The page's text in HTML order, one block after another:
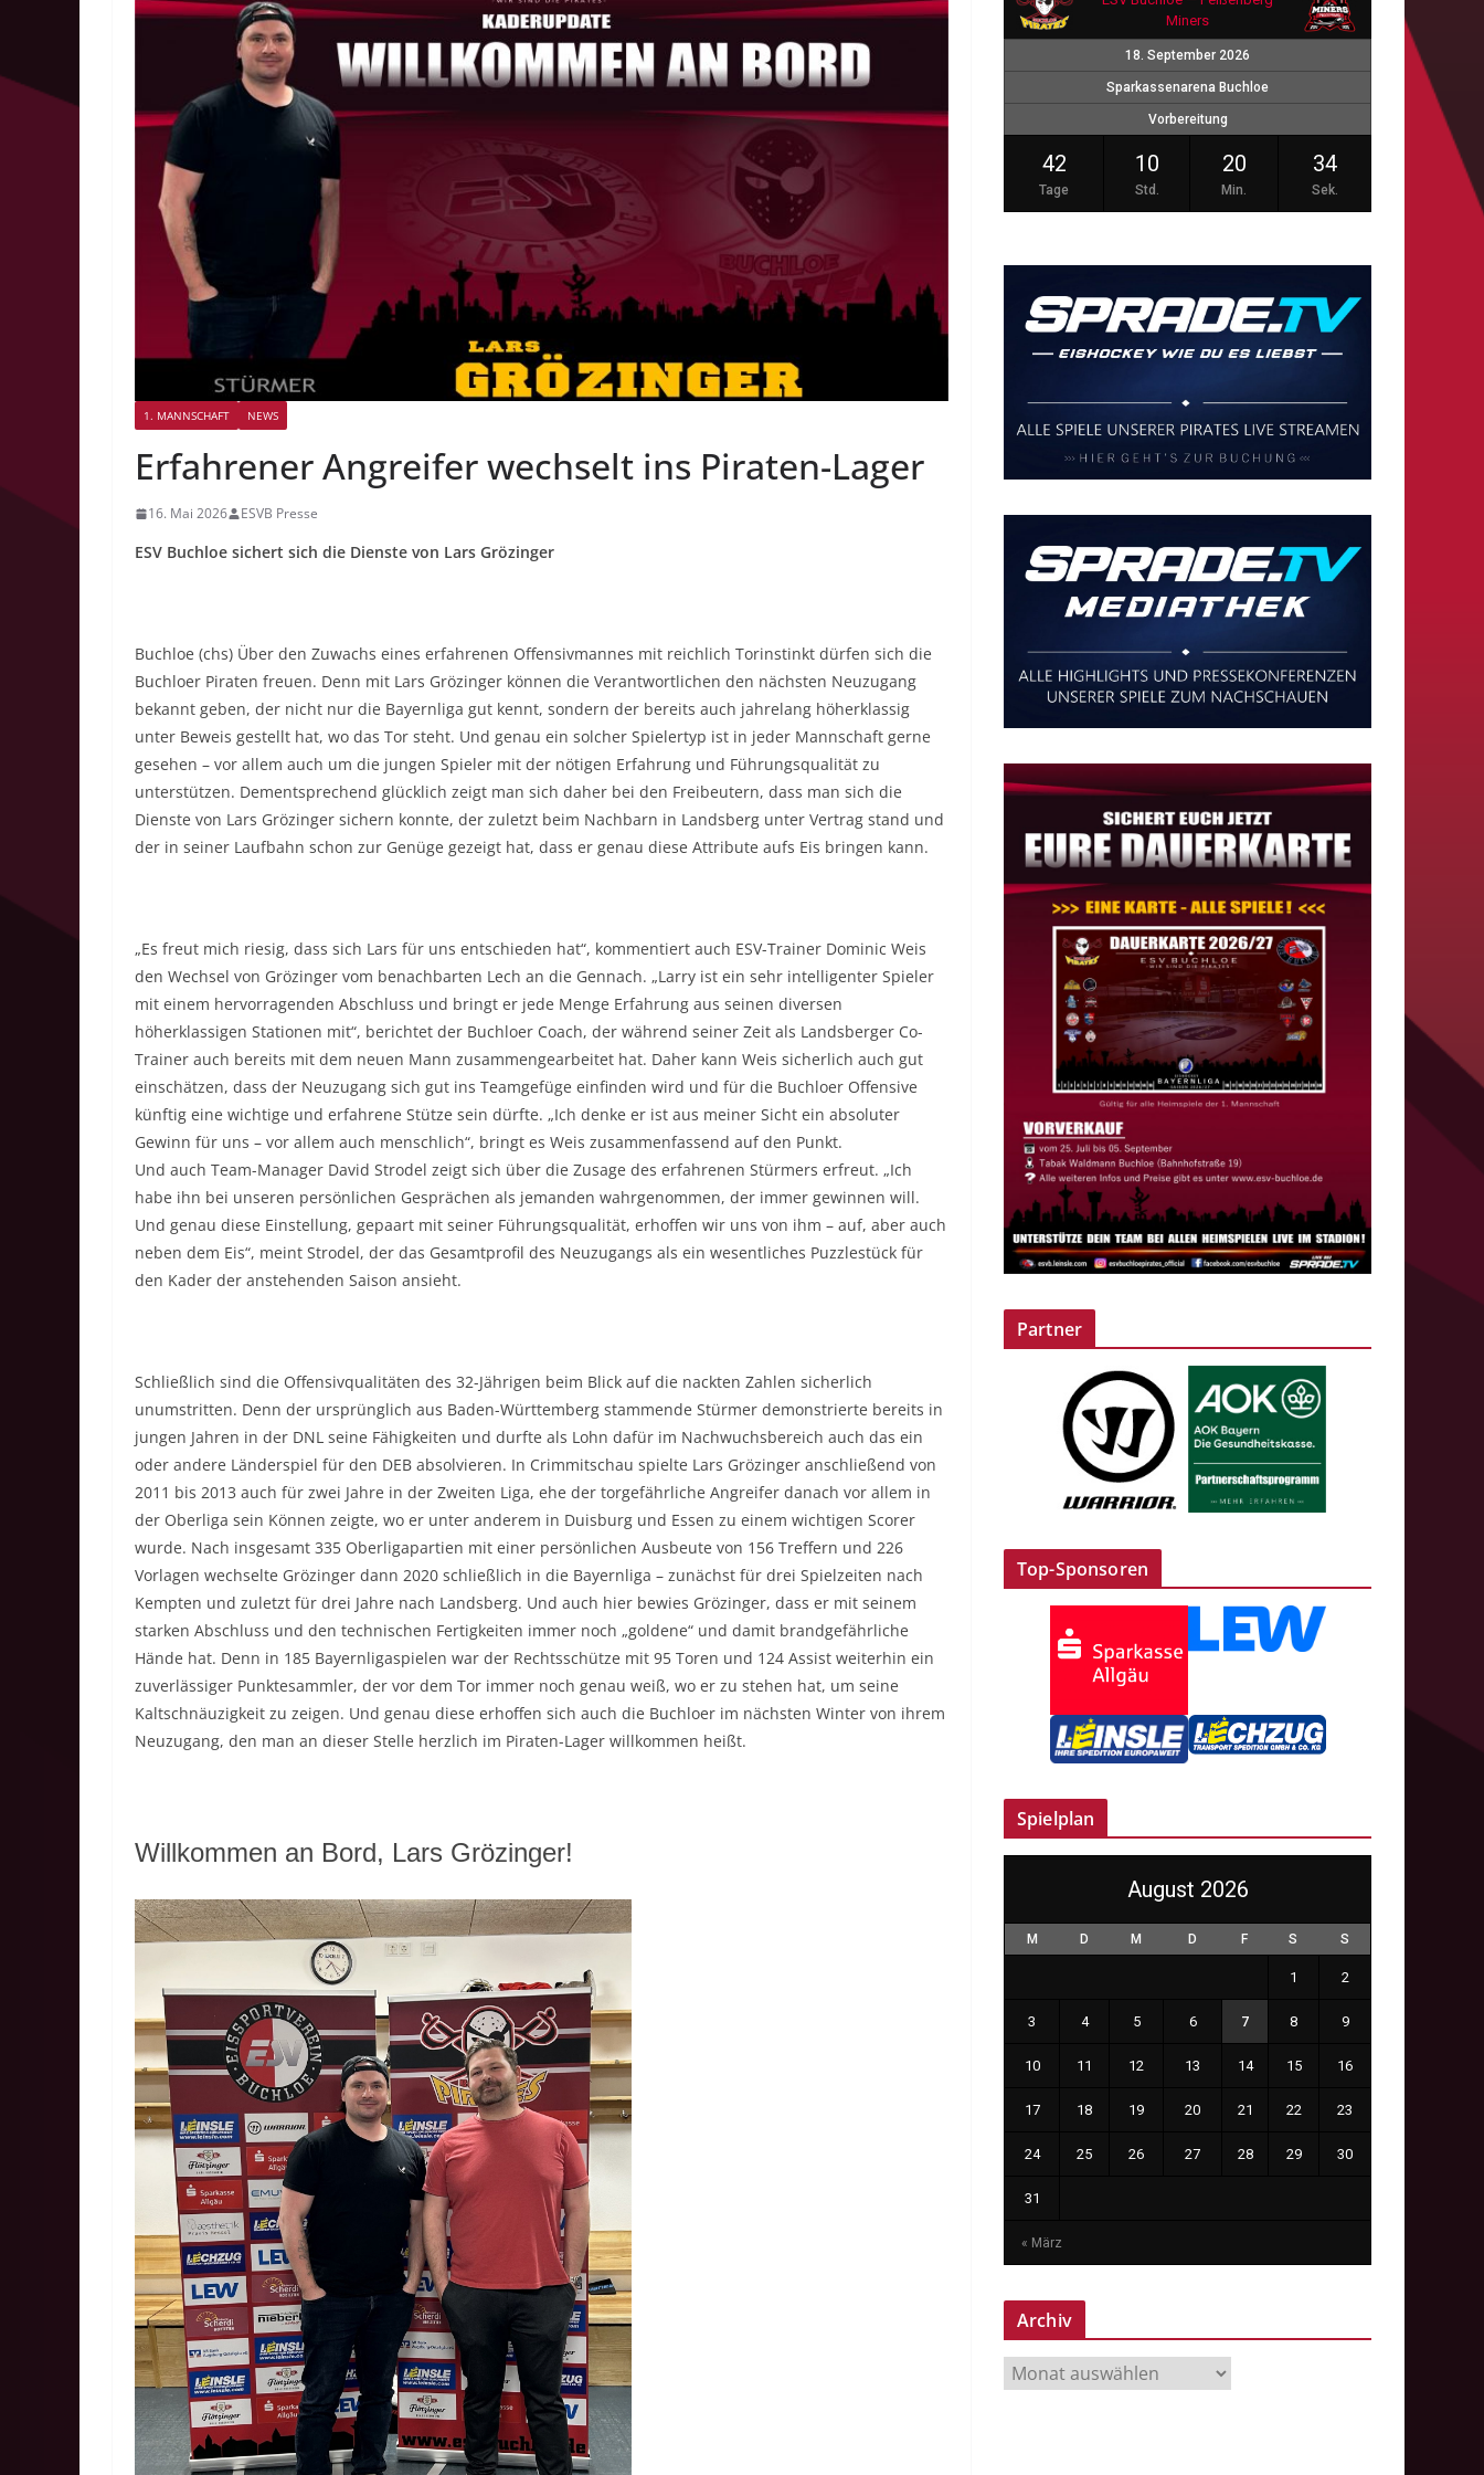
1. MANNSCHAFT NEWS
Erfahrener Angreifer wechselt ins Piraten-Lager
16. Mai 2026 ESVB Presse
ESV Buchloe sichert sich die Dienste von Lars Grözinger
Buchloe (chs) Über den Zuwachs eines erfahrenen Offensivmannes mit reichlich Torinstinkt dürfen sich die
Buchloer Piraten freuen. Denn mit Lars Grözinger können die Verantwortlichen den nächsten Neuzugang
bekannt geben, der nicht nur die Bayernliga gut kennt, sondern der bereits auch jahrelang höherklassig
unter Beweis gestellt hat, wo das Tor steht. Und genau ein solcher Spielertyp ist in jeder Mannschaft gerne
gesehen – vor allem auch um die jungen Spieler mit der nötigen Erfahrung und Führungsqualität zu
unterstützen. Dementsprechend glücklich zeigt man sich daher bei den Freibeutern, dass man sich die
Dienste von Lars Grözinger sichern konnte, der zuletzt beim Nachbarn in Landsberg unter Vertrag stand und
der in seiner Laufbahn schon zur Genüge gezeigt hat, dass er genau diese Attribute aufs Eis bringen kann.
„Es freut mich riesig, dass sich Lars für uns entschieden hat“, kommentiert auch ESV-Trainer Dominic Weis
den Wechsel von Grözinger vom benachbarten Lech an die Gennach. „Larry ist ein sehr intelligenter Spieler
mit einem hervorragenden Abschluss und bringt er jede Menge Erfahrung aus seinen diversen
höherklassigen Stationen mit“, berichtet der Buchloer Coach, der während seiner Zeit als Landsberger Co-
Trainer auch bereits mit dem neuen Mann zusammengearbeitet hat. Daher kann Weis sicherlich auch gut
einschätzen, dass der Neuzugang sich gut ins Teamgefüge einfinden wird und für die Buchloer Offensive
künftig eine wichtige und erfahrene Stütze sein dürfte. „Ich denke er ist aus meiner Sicht ein absoluter
Gewinn für uns – vor allem auch menschlich“, bringt es Weis zusammenfassend auf den Punkt.
Und auch Team-Manager David Strodel zeigt sich über die Zusage des erfahrenen Stürmers erfreut. „Ich
habe ihn bei unseren persönlichen Gesprächen als jemanden wahrgenommen, der immer gewinnen will.
Und genau diese Einstellung, gepaart mit seiner Führungsqualität, erhoffen wir uns von ihm – auf, aber auch
neben dem Eis“, meint Strodel, der das Gesamtprofil des Neuzugangs als ein wesentliches Puzzlestück für
den Kader der anstehenden Saison ansieht.
Schließlich sind die Offensivqualitäten des 32-Jährigen beim Blick auf die nackten Zahlen sicherlich
unumstritten. Denn der ursprünglich aus Baden-Württemberg stammende Stürmer demonstrierte bereits in
jungen Jahren in der DNL seine Fähigkeiten und durfte als Lohn dafür im Nachwuchsbereich auch das ein
oder andere Länderspiel für den DEB absolvieren. In Crimmitschau spielte Lars Grözinger anschließend von
2011 bis 2013 auch für zwei Jahre in der Zweiten Liga, ehe der torgefährliche Angreifer danach vor allem in
der Oberliga sein Können zeigte, wo er unter anderem in Duisburg und Essen zu einem wichtigen Scorer
wurde. Nach insgesamt 335 Oberligapartien mit einer persönlichen Ausbeute von 156 Treffern und 226
Vorlagen wechselte Grözinger dann 2020 schließlich in die Bayernliga – zunächst für drei Spielzeiten nach
Kempten und zuletzt für drei Jahre nach Landsberg. Und auch hier bewies Grözinger, dass er mit seinem
starken Abschluss und den technischen Fertigkeiten immer noch „goldene“ und damit brandgefährliche
Hände hat. Denn in 185 Bayernligaspielen war der Rechtsschütze mit 95 Toren und 124 Assist weiterhin ein
zuverlässiger Punktesammler, der vor dem Tor immer noch genau weiß, wo er zu stehen hat, um seine
Kaltschnäuzigkeit zu zeigen. Und genau diese erhoffen sich auch die Buchloer im nächsten Winter von ihrem
Neuzugang, den man an dieser Stelle herzlich im Piraten-Lager willkommen heißt.
Willkommen an Bord, Lars Grözinger!
Miners
18. September 2026
Sparkassenarena Buchloe
Vorbereitung
42
Tage
10
Std.
20
Min.
33
Sek.
Partner
Top-Sponsoren
Spielplan
August 2026
M D M D F S S
« März
1 2
3 4 5 6 7 8 9
10 11 12 13 14 15 16
17 18 19 20 21 22 23
24 25 26 27 28 29 30
31
Archiv